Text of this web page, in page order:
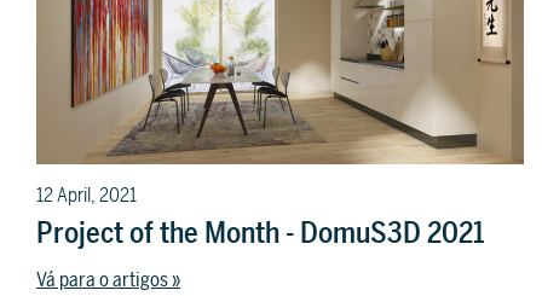
12 April, 2021
Project of the Month - DomuS3D 2021
Vá para o artigos »